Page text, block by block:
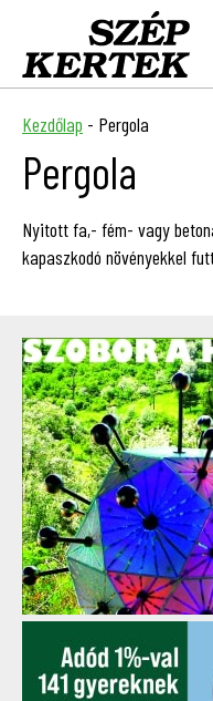
Kezdőlap - Pergola
Pergola
Nyitott fa,- fém- vagy
kapaszkodó növényekkel